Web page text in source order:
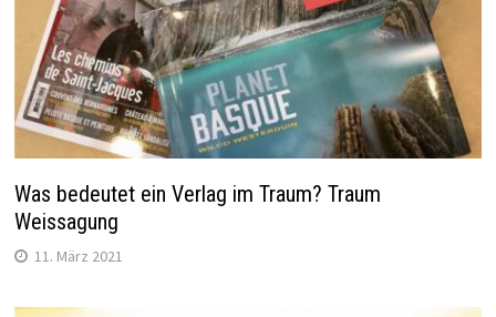
Was bedeutet ein Verlag im Traum? Traum
Weissagung
11. März 2021